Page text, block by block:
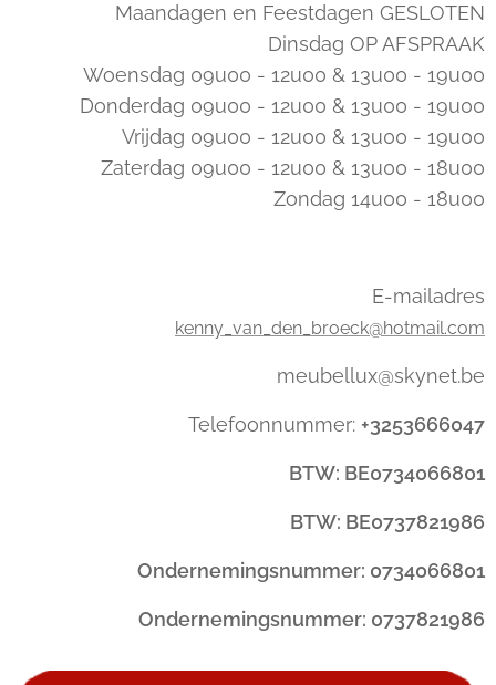
Maandagen en Feestdagen GESLOTEN
Dinsdag OP AFSPRAAK
Woensdag 09u00 - 12u00 & 13u00 - 19u00
Donderdag 09u00 - 12u00 & 13u00 - 19u00
Vrijdag 09u00 - 12u00 & 13u00 - 19u00
Zaterdag 09u00 - 12u00 & 13u00 - 18u00
Zondag 14u00 - 18u00
E-mailadres
kenny_van_den_broeck@hotmail.com
meubellux@skynet.be
Telefoonnummer: +3253666047
BTW: BE0734066801
BTW: BE0737821986
Ondernemingsnummer: 0734066801
Ondernemingsnummer: 0737821986